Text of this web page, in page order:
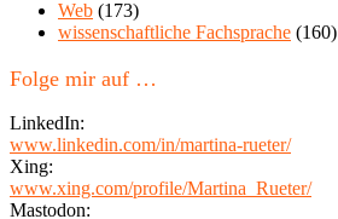
Web (173)
wissenschaftliche Fachsprache (160)
Folge mir auf …
LinkedIn:
www.linkedin.com/in/martina-rueter/
Xing:
www.xing.com/profile/Martina_Rueter/
Mastodon: